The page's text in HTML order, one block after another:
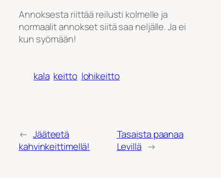
Annoksesta riittää reilusti kolmelle ja
normaalit annokset siitä saa neljälle. Ja ei
kun syömään!
kala keitto lohikeitto
← Jääteetä
kahvinkeittimellä!
Tasaista paanaa
Levillä →